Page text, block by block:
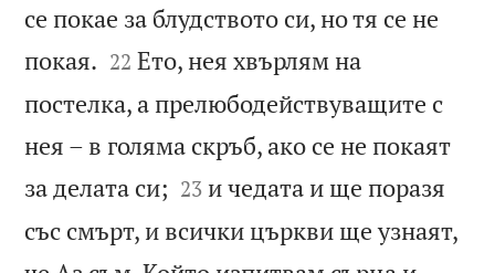
се покае за блудството си, но тя се не
покая. 

22 Ето, нея хвърлям на
постелка, а прелюбодействуващите с
нея – в голяма скръб, ако се не покаят
за делата си; 

23 и чедата и ще поразя
със смърт, и всички църкви ще узнаят,